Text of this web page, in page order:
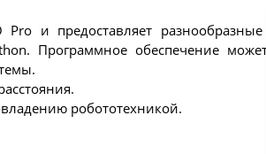
и предоставляет
Программное обеспечение может
робототехникой.